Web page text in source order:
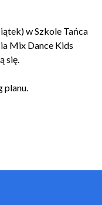
w Szkole Tańca
Mix Dance Kids
się.
planu.